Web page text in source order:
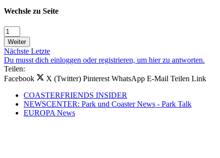
Wechsle zu Seite
Weiter
Nächste Letzte
Du musst dich einloggen oder registrieren, um hier zu antworten.
Teilen:
Facebook
X (Twitter) Pinterest WhatsApp E-Mail Teilen Link
COASTERFRIENDS INSIDER
NEWSCENTER: Park und Coaster News - Park Talk
EUROPA News